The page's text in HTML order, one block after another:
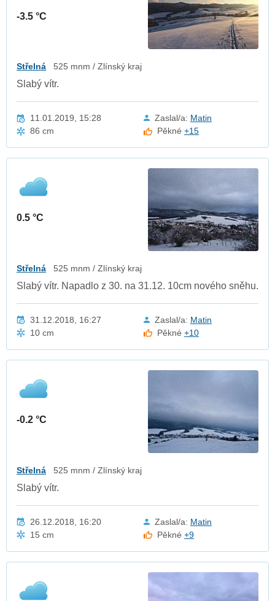
-3.5 °C
Střelná 525 mnm / Zlínský kraj
Slabý vítr.
11.01.2019, 15:28 Zaslal/a: Matin
86 cm
Pěkné+15
0.5 °C
Střelná 525 mnm / Zlínský kraj
Slabý vítr. Napadlo z 30. na 31.12. 10cm nového sněhu.
31.12.2018, 16:27 Zaslal/a: Matin
10 cm
Pěkné+10
-0.2 °C
Střelná 525 mnm / Zlínský kraj
Slabý vítr.
26.12.2018, 16:20 Zaslal/a: Matin
15 cm
Pěkné+9